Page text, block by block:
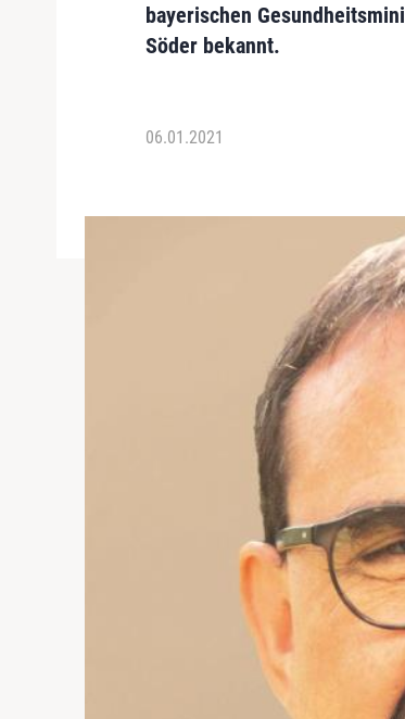
bayerischen
Söder bekannt.
06.01.2021